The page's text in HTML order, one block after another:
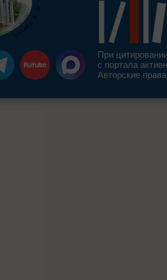
При
с портала
Авторские